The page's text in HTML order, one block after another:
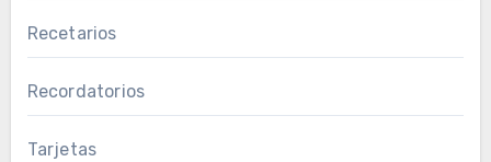
Recetarios
Recordatorios
Tarjetas